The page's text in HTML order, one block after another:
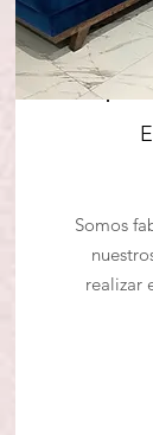
Somos
realizar